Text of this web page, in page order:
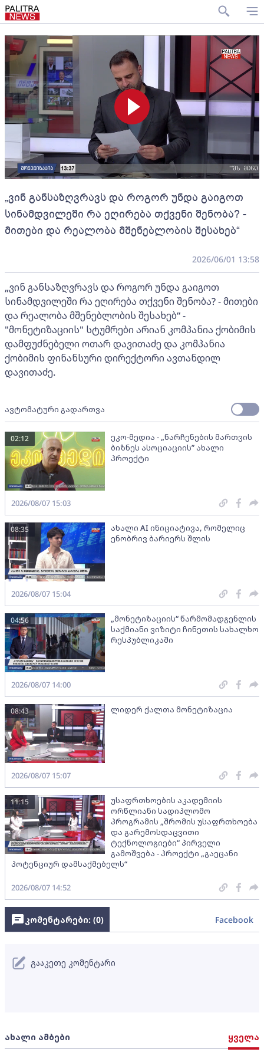
„ვინ განსაზღვრავს და როგორ უნდა გაიგოთ
სინამდვილეში რა ეღირება თქვენი შენობა? -
მითები და რეალობა მშენებლობის შესახებ“
2026/06/01 13:58
„ვინ განსაზღვრავს და როგორ უნდა გაიგოთ
სინამდვილეში რა ეღირება თქვენი შენობა? - მითები
და რეალობა მშენებლობის შესახებ“ -
"მონეტიზაციის" სტუმრები არიან კომპანია ქობიმის
დამფუძნებელი ოთარ დავითაძე და კომპანია
ქობიმის ფინანსური დირექტორი ავთანდილ
დავითაძე.
ავტომატური გადართვა
ეკო-მედია - „ნარჩენების მართვის
ბიზნეს ასოციაციის” ახალი
პროექტი
02:12
2026/08/07 15:03
ახალი AI ინიციატივა, რომელიც
ენობრივ ბარიერს შლის
08:35
2026/08/07 15:04
„მონეტიზაციის“ წარმომადგენლის
საქმიანი ვიზიტი ჩინეთის სახალხო
რესპუბლიკაში
04:56
2026/08/07 14:00
ლიდერ ქალთა მონეტიზაცია
08:43
2026/08/07 15:07
უსაფრთხოების აკადემიის
ორწლიანი სადიპლომო
პროგრამის „შრომის უსაფრთხოება
და გარემოსდაცვითი
ტექნოლოგიები“ პირველი
გამოშვება - პროექტი „გაეცანი
პოტენციურ დამსაქმებელს“
11:15
2026/08/07 14:52
ახალი ამბები ყველა
კომენტარები: (0) Facebook
გააკეთე კომენტარი